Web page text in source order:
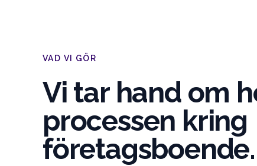
VAD VI GÖR
Vi tar hand om
processen kring
företagsboende.